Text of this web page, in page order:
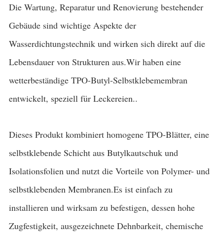
Die Wartung, Reparatur und Renovierung bestehender
Gebäude sind wichtige Aspekte der
Wasserdichtungstechnik und wirken sich direkt auf die
Lebensdauer von Strukturen aus.Wir haben eine
wetterbeständige TPO-Butyl-Selbstklebemembran
entwickelt, speziell für Leckereien..
Dieses Produkt kombiniert homogene TPO-Blätter, eine
selbstklebende Schicht aus Butylkautschuk und
Isolationsfolien und nutzt die Vorteile von Polymer- und
selbstklebenden Membranen.Es ist einfach zu
installieren und wirksam zu befestigen, dessen hohe
Zugfestigkeit, ausgezeichnete Dehnbarkeit, chemische